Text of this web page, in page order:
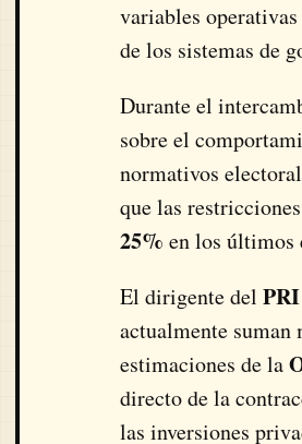
variables
de los sistemas de
Durante el
sobre el
normativos
que las
25% en los últimos
El dirigente del PRI
actualmente suman
estimaciones de la
directo de la
las inversiones